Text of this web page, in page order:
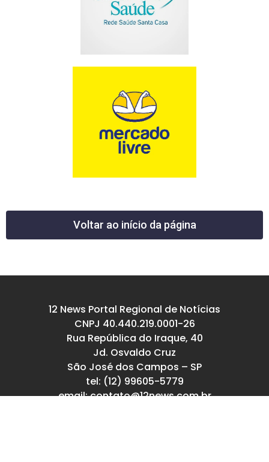
Voltar ao início da página
12 News Portal Regional de Notícias
CNPJ 40.440.219.0001-26
Rua República do Iraque, 40
Jd. Osvaldo Cruz
São José dos Campos – SP
tel: (12) 99605-5779
email: contato@12news.com.br